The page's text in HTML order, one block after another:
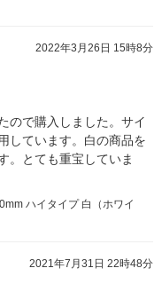
2022年3月26日 15時8分
ので購入しました。サイ
しています。白の商品を
。とても重宝していま
ハイタイプ 白（ホワイ
2021年7月31日 22時48分